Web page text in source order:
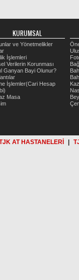
KURUMSAL
ve Yönetmelikler
İşlemleri
Verilerin Korunması
Ganyan Bayi Olunur?
İşlemler(Cari Hesap
Masa
AT HASTANELERİ